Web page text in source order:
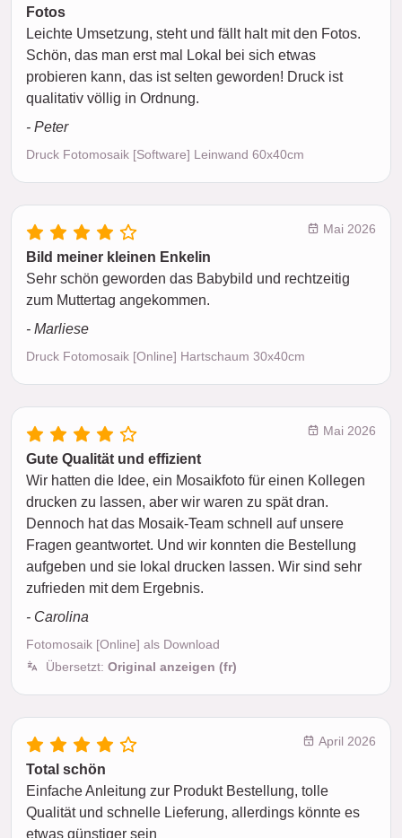
Fotos
Leichte Umsetzung, steht und fällt halt mit den Fotos.
Schön, das man erst mal Lokal bei sich etwas
probieren kann, das ist selten geworden! Druck ist
qualitativ völlig in Ordnung.
- Peter
Druck Fotomosaik [Software] Leinwand 60x40cm
Mai 2026
Bild meiner kleinen Enkelin
Sehr schön geworden das Babybild und rechtzeitig
zum Muttertag angekommen.
- Marliese
Druck Fotomosaik [Online] Hartschaum 30x40cm
Mai 2026
Gute Qualität und effizient
Wir hatten die Idee, ein Mosaikfoto für einen Kollegen
drucken zu lassen, aber wir waren zu spät dran.
Dennoch hat das Mosaik-Team schnell auf unsere
Fragen geantwortet. Und wir konnten die Bestellung
aufgeben und sie lokal drucken lassen. Wir sind sehr
zufrieden mit dem Ergebnis.
- Carolina
Fotomosaik [Online] als Download
Übersetzt: Original anzeigen (fr)
April 2026
Total schön
Einfache Anleitung zur Produkt Bestellung, tolle
Qualität und schnelle Lieferung, allerdings könnte es
etwas günstiger sein